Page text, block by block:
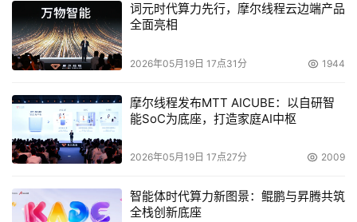
词元时代算力先行，摩尔线程云边端产品
全面亮相
2026年05月19日 17点31分 1944
摩尔线程发布MTT AICUBE：以自研智
能SoC为底座，打造家庭AI中枢
2026年05月19日 17点27分 2009
智能体时代算力新图景：鲲鹏与昇腾共筑
全栈创新底座